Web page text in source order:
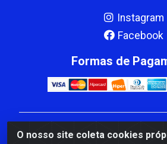
O nosso site coleta cookies
Instagram
Facebook
Formas de
CBP MACEDO COMERCIO